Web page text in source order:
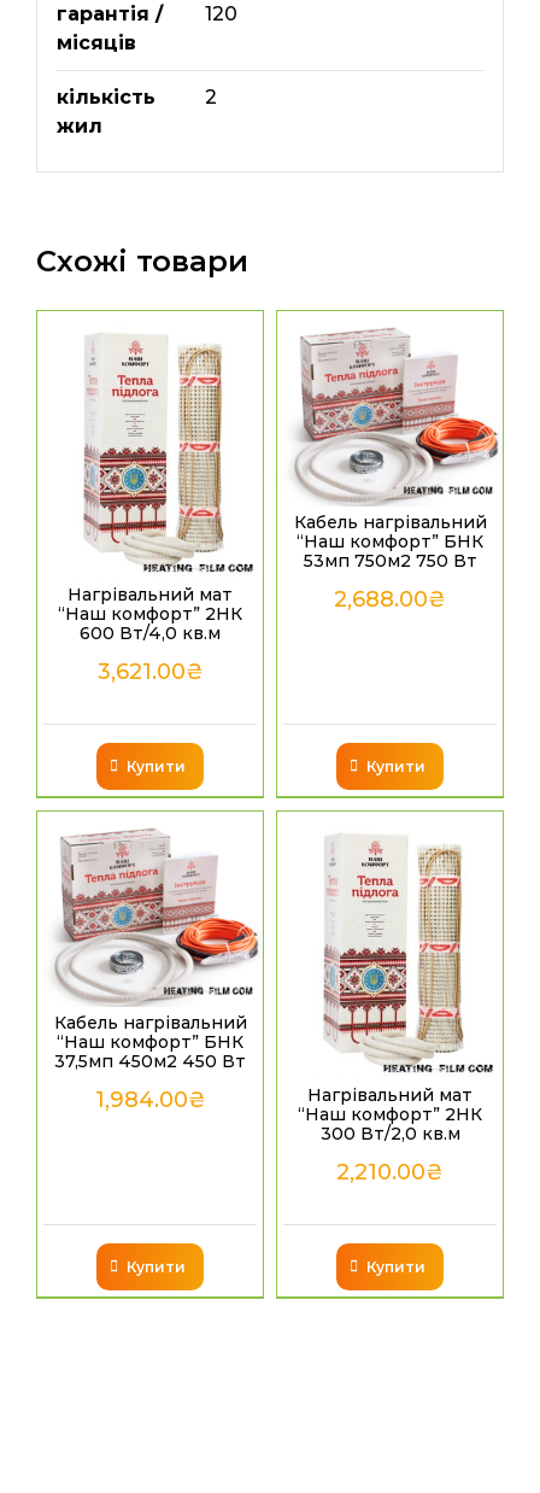
гарантія /
місяців
120
кількість
жил
2
Схожі товари
Нагрівальний мат
“Наш комфорт” 2НК
600 Вт/4,0 кв.м
3,621.00₴
Купити
Кабель нагрівальний
“Наш комфорт” БНК
53мп 750м2 750 Вт
2,688.00₴
Купити
Кабель нагрівальний
“Наш комфорт” БНК
37,5мп 450м2 450 Вт
1,984.00₴
Купити
Нагрівальний мат
“Наш комфорт” 2НК
300 Вт/2,0 кв.м
2,210.00₴
Купити